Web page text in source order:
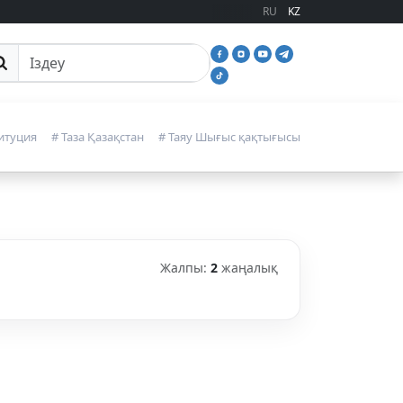
RU KZ
іздеу
# Таза Қазақстан # Таяу Шығыс қақтығысы
Жалпы: 2 жаңалық